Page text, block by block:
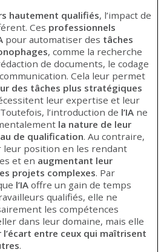
hautement qualifiés, l’impact de
Ces professionnels
pour automatiser des tâches
, comme la recherche
de documents, le codage
Cela leur permet
des tâches plus stratégiques
leur expertise et leur
l’introduction de l’IA ne
la nature de leur
de qualification. Au contraire,
position en les rendant
et en augmentant leur
projets complexes. Par
l’IA offre un gain de temps
qualifiés, elle ne
les compétences
dans leur domaine, mais elle
l’écart entre ceux qui maîtrisent
.